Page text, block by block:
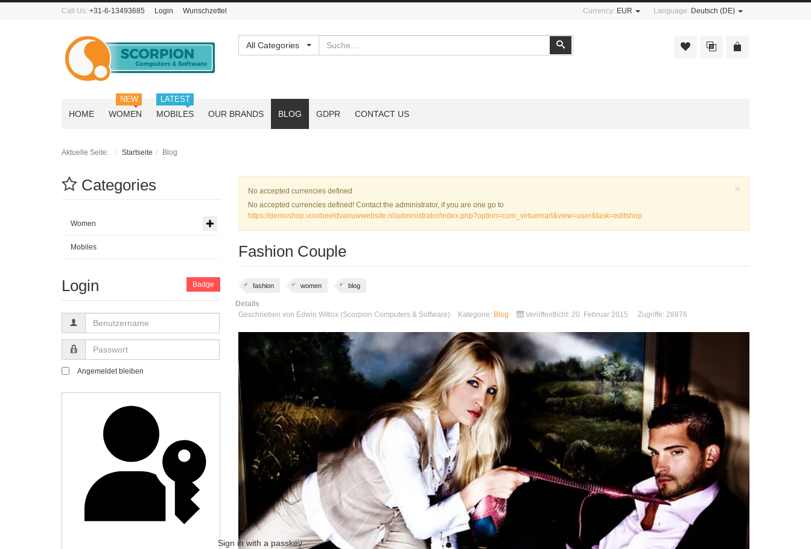
Call Us: +31-6-13493685 Login Wunschzettel Language: Deutsch (DE)
Currency: EUR
All Categories Suchen
HOME WOMEN
NEW
MOBILES
LATEST
OUR BRANDS BLOG GDPR CONTACT US
Aktuelle Seite: Startseite Blog
×
Warnung
No accepted currencies defined
No accepted currencies defined! Contact the administrator, if you are one go to
https://demoshop.voorbeeldvanuwwebsite.nl/administrator/index.php?option=com_virtuemart&view=user&task=editshop
Fashion Couple
fashion women blog
Details
Geschrieben von Edwin Witlox (Scorpion Computers & Software) Kategorie: Blog Veröffentlicht: 20. Februar 2015 Zugriffe: 28876
Categories
Women
Mobiles
Login
Benutzername
Passwort
Angemeldet bleiben
Sign in with a passkey
Badge